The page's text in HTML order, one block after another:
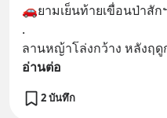
🚗ยามเย็นท้ายเขื่อนป่าสัก
.
ลานหญ้าโล่งกว้าง หลังฤ
อ่านต่อ
2 บันทึก